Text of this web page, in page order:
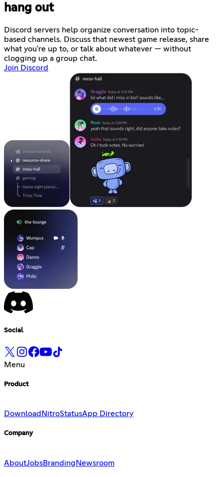
hang out
Discord servers help organize conversation into topic-
based channels. Discuss that newest game release, share
what you're up to, or talk about whatever — without
clogging up a group chat.
Join Discord
Social
Menu
Product
Download NitroStatusApp Directory
Company
AboutJobsBrandingNewsroom